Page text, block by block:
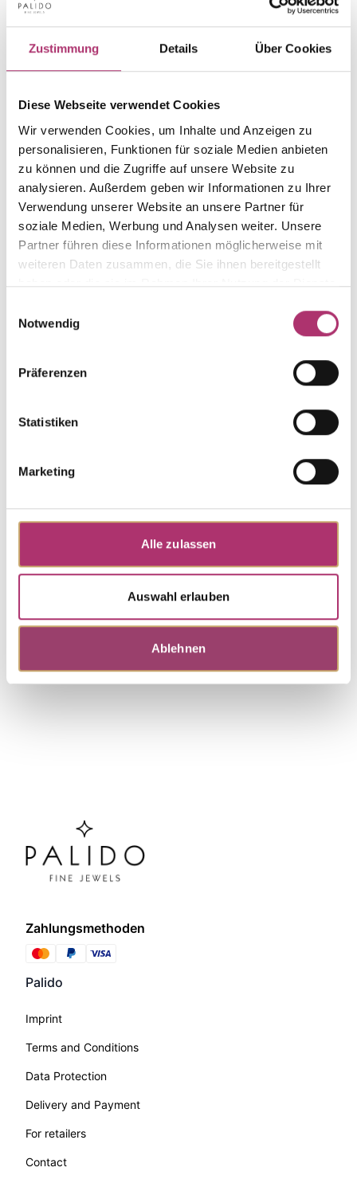
Zustimmung Details Über Cookies
Diese Webseite verwendet Cookies
Wir verwenden Cookies, um Inhalte und Anzeigen zu
personalisieren, Funktionen für soziale Medien anbieten
zu können und die Zugriffe auf unsere Website zu
analysieren. Außerdem geben wir Informationen zu Ihrer
Verwendung unserer Website an unsere Partner für
soziale Medien, Werbung und Analysen weiter. Unsere
Partner führen diese Informationen möglicherweise mit
weiteren Daten zusammen, die Sie ihnen bereitgestellt
haben oder die sie im Rahmen Ihrer Nutzung der Dienste
Notwendig
Präferenzen
Statistiken
Marketing
Alle zulassen
Auswahl erlauben
Ablehnen
The matching pieces
from this collection.
Necklace · S5288G
UVP: € 2.240,00
Necklace · S5288R
Necklace, red gold, 585/-,fc diamond,45 cm
Out of stock
Discover more pieces.
Zahlungsmethoden
Palido
Imprint
Terms and Conditions
Data Protection
Delivery and Payment
For retailers
Contact